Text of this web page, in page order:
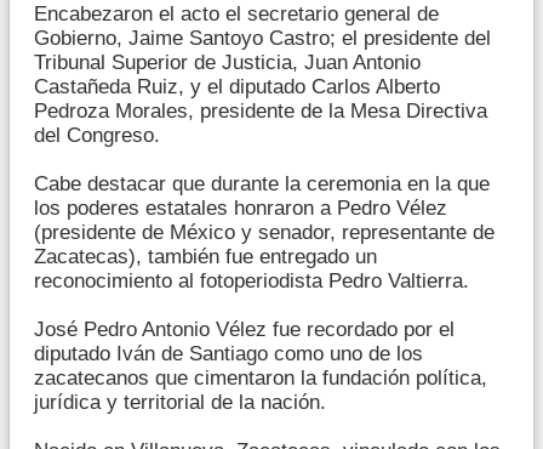
Encabezaron el acto el secretario general de
Gobierno, Jaime Santoyo Castro; el presidente del
Tribunal Superior de Justicia, Juan Antonio
Castañeda Ruiz, y el diputado Carlos Alberto
Pedroza Morales, presidente de la Mesa Directiva
del Congreso.
Cabe destacar que durante la ceremonia en la que
los poderes estatales honraron a Pedro Vélez
(presidente de México y senador, representante de
Zacatecas), también fue entregado un
reconocimiento al fotoperiodista Pedro Valtierra.
José Pedro Antonio Vélez fue recordado por el
diputado Iván de Santiago como uno de los
zacatecanos que cimentaron la fundación política,
jurídica y territorial de la nación.